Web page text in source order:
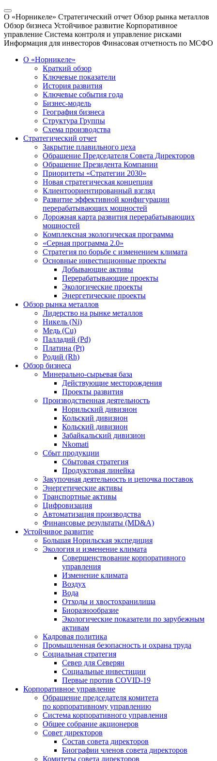
О «Норникеле» Стратегический отчет Обзор рынка металлов
Обзор бизнеса Устойчивое развитие Корпоративное
управление Система контроля и управление рисками
Информация для инвесторов Финасовая отчетность по МСФО
О «Норникеле»
Краткий обзор
Ключевые показатели
История развития
Ключевые события года
Бизнес-модель
География бизнеса
Структура Группы
Схема производства
Стратегический отчет
Закрытие плавильного цеха
Обращение Председателя Совета Директоров
Обращение Президента Компании
Приоритеты «Стратегии 2030»
Новая стратегическая концепция
Клиентоориентированный взгляд
Развитие эффективной конфигурации
перерабатывающих мощностей
Дорожная карта развития перерабатывающих
мощностей
Комплексная экологическая программа
«Серная программа 2.0»
Стратегия по борьбе с изменением климата
Основные инвестиционные проекты
Добывающие активы
Перерабатывающие проекты
Экологические проекты
Энергетические проекты
Обзор рынка металлов
Лидерство на рынке металлов
Никель (Ni)
Медь (Cu)
Палладий (Pd)
Платина (Pt)
Родий (Rh)
Обзор бизнеса
Минерально-сырьевая база
Действующие месторождения
Проекты развития
Производственная деятельность
Норильский дивизион
Кольский дивизион
Кольский дивизион
Забайкальский дивизион
Nkomati
Сбыт продукции
Сбытовая стратегия
Продуктовая линейка
Закупочная деятельность и цепочка поставок
Энергетические активы
Транспортные активы
Цифровизация
Автоматизация производства
Финансовые результаты (MD&A)
Устойчивое развитие
Большая Норильская экспедиция
Экология и изменение климата
Совершенствование корпоративного
управления
Изменение климата
Воздух
Вода
Отходы и хвостохранилища
Биоразнообразие
Экологические показатели по зарубежным
активам
Кадровая политика
Промышленная безопасность и охрана труда
Социальная стратегия
Север для Северян
Социальные инвестиции
Первые против COVID‑19
Корпоративное управление
Обращение председателя комитета
по корпоративному управлению
Система корпоративного управления
Общее собрание акционеров
Совет директоров
Состав совета директоров
Биографии членов совета директоров
Комитеты совета директоров